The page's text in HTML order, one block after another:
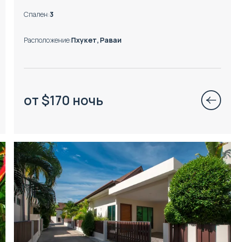
Спален:3
Расположение:Пхукет, Раваи
от$170 ночь